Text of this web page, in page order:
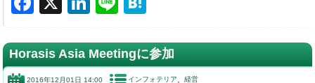
c
e
k
e
e
e
n
Horasis Asia Meetingに参加
2016年12月01日 14:00 インフォテリア 経営